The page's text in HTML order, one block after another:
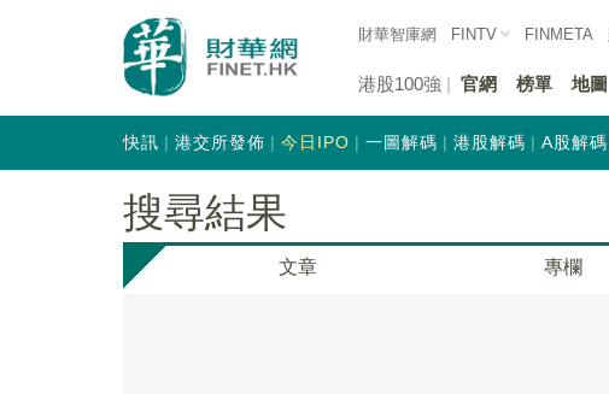
財華智庫網 FINTV FINMETA
港股100強 官網 榜單 地圖
快訊 港交所發佈 今日IPO 一圖解碼 港股解碼 A股解碼
搜尋結果
文章 專欄